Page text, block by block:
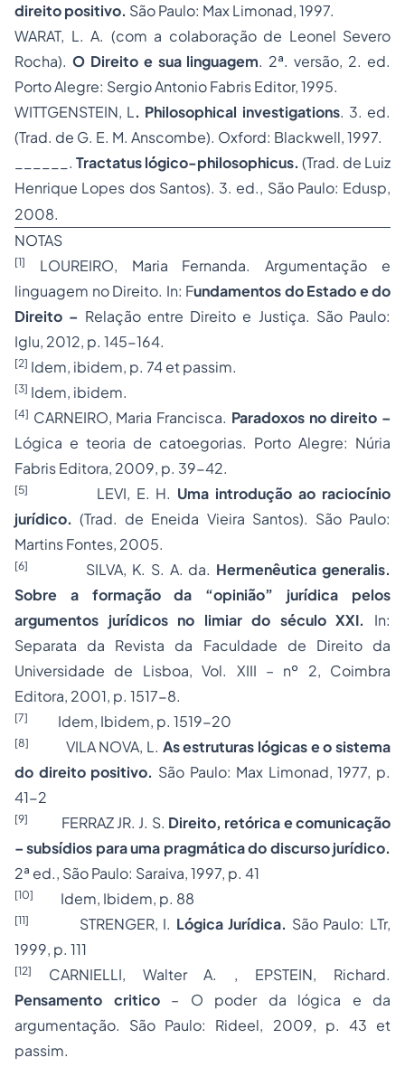
direito positivo. São Paulo: Max Limonad, 1997.
WARAT, L. A. (com a colaboração de Leonel Severo
Rocha). O Direito e sua linguagem. 2ª. versão, 2. ed.
Porto Alegre: Sergio Antonio Fabris Editor, 1995.
WITTGENSTEIN, L. Philosophical investigations. 3. ed.
(Trad. de G. E. M. Anscombe). Oxford: Blackwell, 1997.
______. Tractatus lógico-philosophicus. (Trad. de Luiz
Henrique Lopes dos Santos). 3. ed., São Paulo: Edusp,
2008.
NOTAS
[1]
LOUREIRO, Maria Fernanda. Argumentação e
linguagem no Direito. In: Fundamentos do Estado e do
Direito – Relação entre Direito e Justiça. São Paulo:
Iglu, 2012, p. 145-164.
[2] Idem, ibidem, p. 74 et passim.
[3] Idem, ibidem.
[4] CARNEIRO, Maria Francisca. Paradoxos no direito –
Lógica e teoria de catoegorias. Porto Alegre: Núria
Fabris Editora, 2009, p. 39-42.
[5] LEVI, E. H. Uma introdução ao raciocínio
jurídico. (Trad. de Eneida Vieira Santos). São Paulo:
Martins Fontes, 2005.
[6] SILVA, K. S. A. da. Hermenêutica generalis.
Sobre a formação da “opinião” jurídica pelos
argumentos jurídicos no limiar do século XXI.
In:
Separata da Revista da Faculdade de Direito da
Universidade de Lisboa, Vol. XIII – nº 2, Coimbra
Editora, 2001, p. 1517-8.
[7] Idem, Ibidem, p. 1519-20
[8] VILA NOVA, L. As estruturas lógicas e o sistema
do direito positivo. São Paulo: Max Limonad, 1977, p.
41-2
[9] FERRAZ JR. J. S. Direito, retórica e comunicação
– subsídios para uma pragmática do discurso jurídico.
2ª ed., São Paulo: Saraiva, 1997, p. 41
[10] Idem, Ibidem, p. 88
[11] STRENGER, I. Lógica Jurídica. São Paulo: LTr,
1999, p. 111
[12]
CARNIELLI, Walter A. , EPSTEIN, Richard.
Pensamento critico– O poder da lógica e da
argumentação. São Paulo: Rideel, 2009, p. 43 et
passim.